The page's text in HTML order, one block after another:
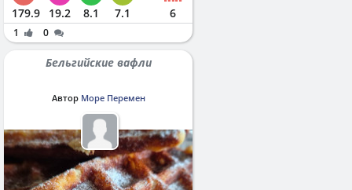
179.9 19.2 8.1 7.1 6
1 0
Бельгийские вафли
Автор Море Перемен